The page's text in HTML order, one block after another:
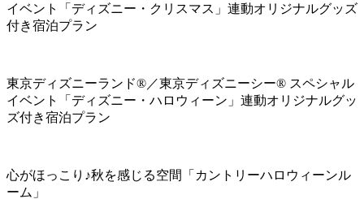
イベント「ディズニー・クリスマス」連動オリジナルグッズ
付き宿泊プラン
東京ディズニーランド®／東京ディズニーシー® スペシャル
イベント「ディズニー・ハロウィーン」連動オリジナルグッ
ズ付き宿泊プラン
心がほっこり♪秋を感じる空間「カントリーハロウィーンル
ーム」